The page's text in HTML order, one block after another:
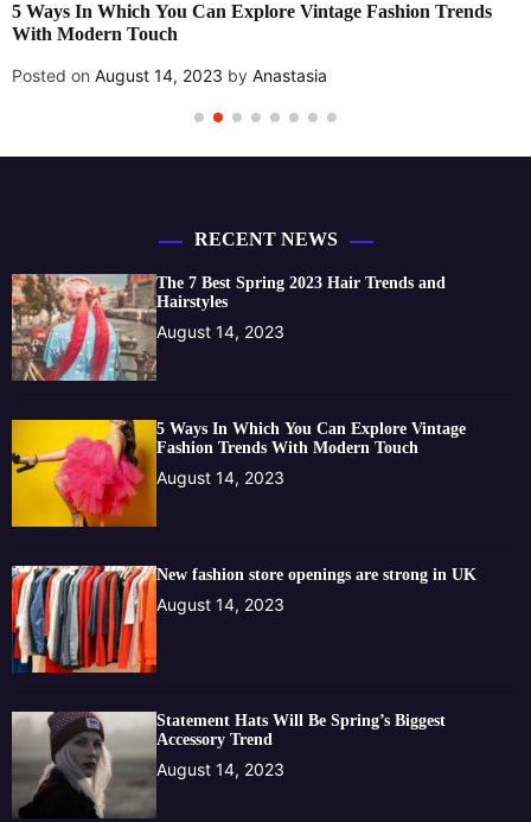
Vintage Fashion Trends New fashion store openings
RECENT NEWS
The 7 Best Spring 2023 Hair Trends and
Hairstyles
August 14, 2023
5 Ways In Which You Can Explore Vintage
Fashion Trends With Modern Touch
August 14, 2023
New fashion store openings are strong in UK
August 14, 2023
Statement Hats Will Be Spring’s Biggest
Accessory Trend
August 14, 2023